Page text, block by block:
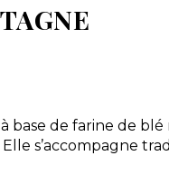
base de farine de blé
s’accompagne